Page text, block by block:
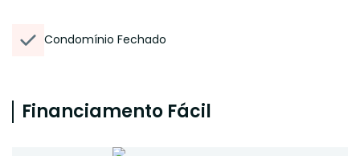
Condomínio Fechado
Financiamento Fácil